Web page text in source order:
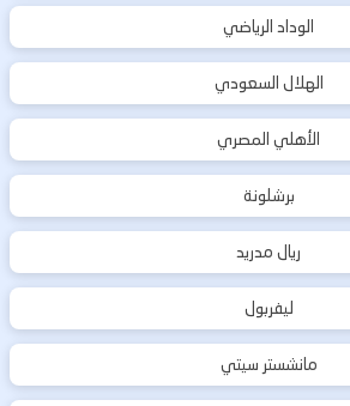
الوداد الرياضي
الهلال السعودي
الأهلي المصري
برشلونة
ريال مدريد
ليفربول
مانشستر سيتي